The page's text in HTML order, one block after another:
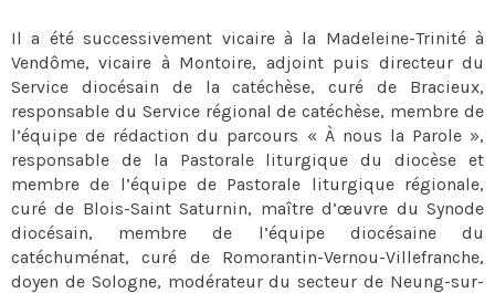
Il a été successivement vicaire à la Madeleine-Trinité à
Vendôme, vicaire à Montoire, adjoint puis directeur du
Service diocésain de la catéchèse, curé de Bracieux,
responsable du Service régional de catéchèse, membre de
l’équipe de rédaction du parcours « À nous la Parole »,
responsable de la Pastorale liturgique du diocèse et
membre de l’équipe de Pastorale liturgique régionale,
curé de Blois-Saint Saturnin, maître d’œuvre du Synode
diocésain, membre de l’équipe diocésaine du
catéchuménat, curé de Romorantin-Vernou-Villefranche,
doyen de Sologne, modérateur du secteur de Neung-sur-